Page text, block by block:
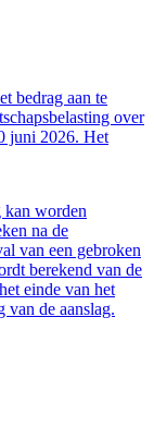
bedrag aan te
over
juni 2026. Het
kan worden
na de
van een gebroken
berekend van de
einde van het
van de aanslag.